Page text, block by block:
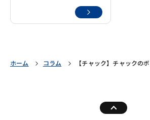
ホーム コラム 【チャック】チャックの